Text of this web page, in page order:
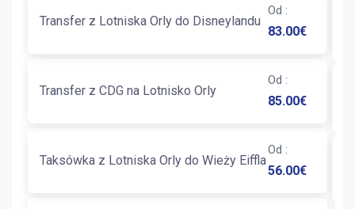
Transfer z Lotniska Orly do Disneylandu
Od :
83.00€
Transfer z CDG na Lotnisko Orly
Od :
85.00€
Taksówka z Lotniska Orly do Wieży Eiffla
Od :
56.00€